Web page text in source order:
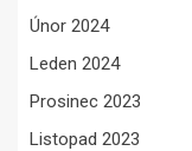
Únor 2024
Leden 2024
Prosinec 2023
Listopad 2023